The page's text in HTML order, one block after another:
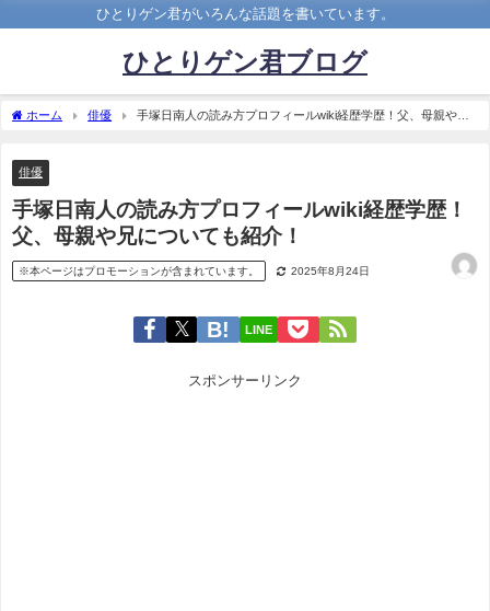
ひとりゲン君がいろんな話題を書いています。
ひとりゲン君ブログ
ホーム 俳優
手塚日南人の読み方プロフィールwiki経歴学歴！父、母親や兄
俳優
手塚日南人の読み方プロフィールwiki経歴学歴！
父、母親や兄についても紹介！
※本ページはプロモーションが含まれています。 2025年8月24日
LINE
スポンサーリンク